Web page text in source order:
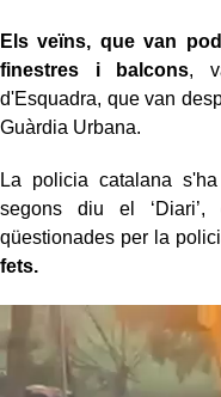
Els veïns, que van
finestres i balcons,
d'Esquadra, que van
Guàrdia Urbana.
La policia catalana
segons diu el
qüestionades per la
fets.